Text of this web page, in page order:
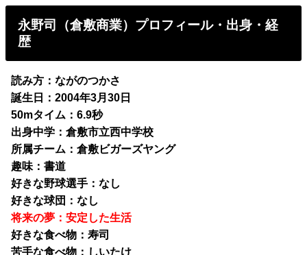
永野司（倉敷商業）プロフィール・出身・経
歴
読み方：ながのつかさ
誕生日：2004年3月30日
50mタイム：6.9秒
出身中学：倉敷市立西中学校
所属チーム：倉敷ビガーズヤング
趣味：書道
好きな野球選手：なし
好きな球団：なし
将来の夢：安定した生活
好きな食べ物：寿司
苦手な食べ物：しいたけ